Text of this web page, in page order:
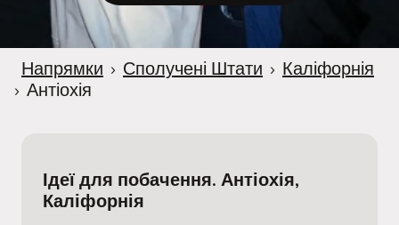
Напрямки › Сполучені Штати › Каліфорнія
› Антіохія
Ідеї для побачення. Антіохія,
Каліфорнія